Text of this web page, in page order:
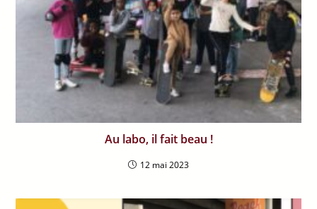
Au labo, il fait beau !
12 mai 2023